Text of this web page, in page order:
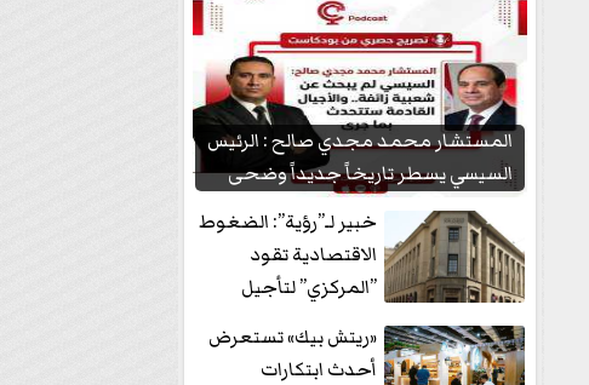
المستشار محمد مجدي صالح : الرئيس
السيسي يسطر تاريخاً جديداً وضحى
بشعبيته...
خبير لـ”رؤية”: الضغوط
الاقتصادية تقود
”المركزي” لتأجيل
«ريتش بيك» تستعرض
أحدث ابتكارات